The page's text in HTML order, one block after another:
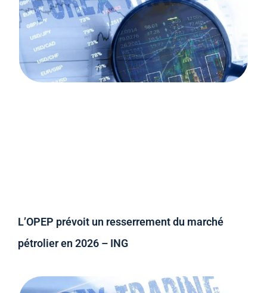
L’OPEP prévoit un resserrement du marché
pétrolier en 2026 – ING